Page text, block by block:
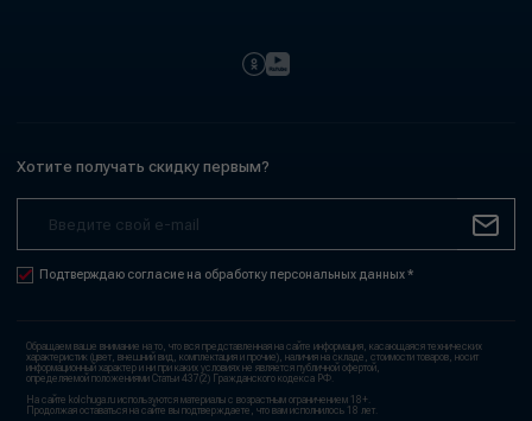
Хотите получать скидку первым?
Подтверждаю согласие на обработку персональных данных *
Обращаем ваше внимание на то, что вся представленная на сайте информация, касающаяся технических
характеристик (цвет, внешний вид, комплектация и прочие), наличия на складе, стоимости товаров, носит
информационный характер и ни при каких условиях не является публичной офертой,
определяемой положениями Статьи 437(2) Гражданского кодекса РФ.
На сайте kolchuga.ru используются материалы с возрастным ограничением 18+.
Продолжая оставаться на сайте вы подтверждаете, что вам исполнилось 18 лет.